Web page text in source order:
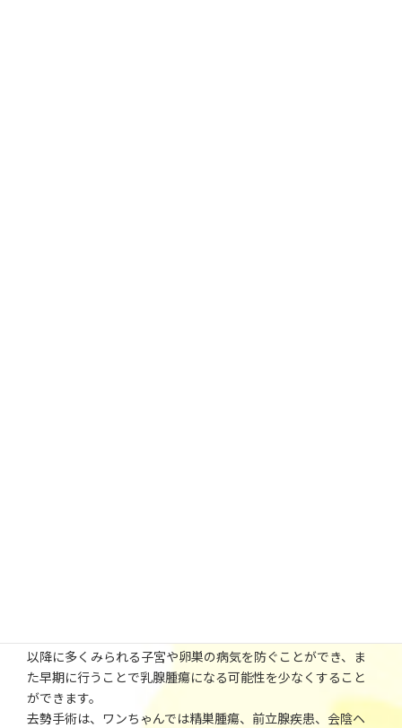
以降に多くみられる子宮や卵巣の病気を防ぐことができ、ま
た早期に行うことで乳腺腫瘍になる可能性を少なくすること
ができます。
去勢手術は、ワンちゃんでは精巣腫瘍、前立腺疾患、会陰ヘ